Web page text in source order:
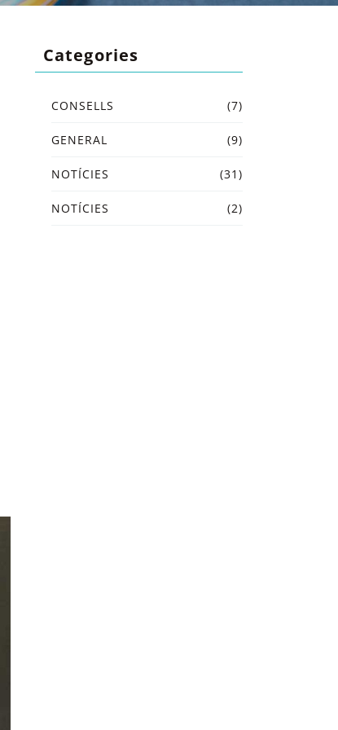
Categories
CONSELLS (7)
GENERAL (9)
NOTÍCIES (31)
NOTÍCIES (2)